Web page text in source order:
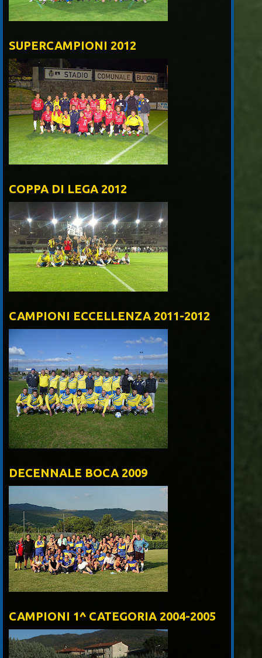
SUPERCAMPIONI 2012
COPPA DI LEGA 2012
CAMPIONI ECCELLENZA 2011-2012
DECENNALE BOCA 2009
CAMPIONI 1^ CATEGORIA 2004-2005